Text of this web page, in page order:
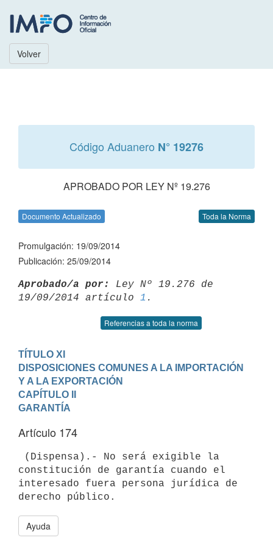
Volver
Código Aduanero N° 19276
APROBADO POR LEY Nº 19.276
Documento Actualizado Toda la Norma
Promulgación: 19/09/2014
Publicación: 25/09/2014
Aprobado/a por:
Ley Nº 19.276 de
19/09/2014 artículo 1
Referencias a toda la norma
TÍTULO XI
DISPOSICIONES COMUNES A LA IMPORTACIÓN
Y A LA EXPORTACIÓN
CAPÍTULO II
GARANTÍA
Artículo 174
constitución de garantía cuando el
interesado fuera persona jurídica de
Ayuda